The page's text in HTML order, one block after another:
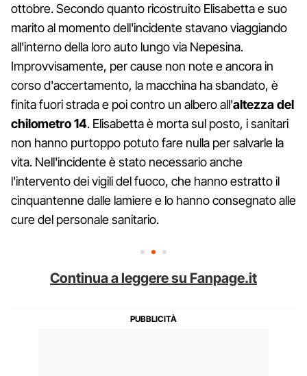
ottobre. Secondo quanto ricostruito Elisabetta e suo
marito al momento dell'incidente stavano viaggiando
all'interno della loro auto lungo via Nepesina.
Improvvisamente, per cause non note e ancora in
corso d'accertamento, la macchina ha sbandato, è
finita fuori strada e poi contro un albero all'altezza del
chilometro 14. Elisabetta è morta sul posto, i sanitari
non hanno purtoppo potuto fare nulla per salvarle la
vita. Nell'incidente è stato necessario anche
l'intervento dei vigili del fuoco, che hanno estratto il
cinquantenne dalle lamiere e lo hanno consegnato alle
cure del personale sanitario.
Continua a leggere su Fanpage.it